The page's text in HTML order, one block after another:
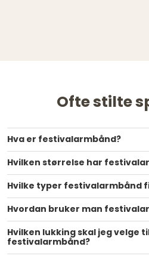
Ofte stilte
Hva er festivalarmbånd?
Hvilken størrelse har
Hvilke typer festivalarmbånd
Hvordan bruker man
Hvilken lukking skal jeg velge
festivalarmbånd?